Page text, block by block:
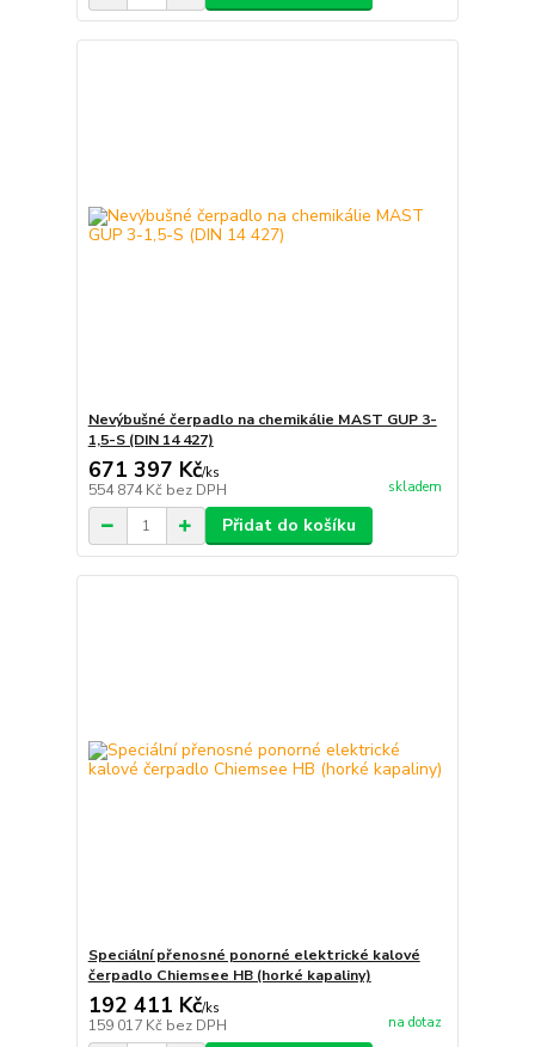
Nevýbušné čerpadlo na chemikálie MAST GUP 3-
1,5-S (DIN 14 427)
671 397 Kč/ks
554 874 Kč bez DPH skladem
Přidat do košíku
Speciální přenosné ponorné elektrické kalové
čerpadlo Chiemsee HB (horké kapaliny)
192 411 Kč/ks
159 017 Kč bez DPH na dotaz